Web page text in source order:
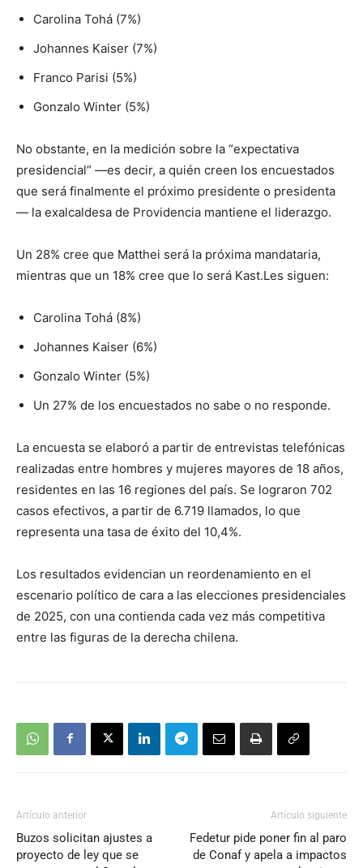
Carolina Tohá (7%)
Johannes Kaiser (7%)
Franco Parisi (5%)
Gonzalo Winter (5%)
No obstante, en la medición sobre la “expectativa
presidencial” —es decir, a quién creen los encuestados
que será finalmente el próximo presidente o presidenta
— la exalcaldesa de Providencia mantiene el liderazgo.
Un 28% cree que Matthei será la próxima mandataria,
mientras que un 18% cree que lo será Kast.Les siguen:
Carolina Tohá (8%)
Johannes Kaiser (6%)
Gonzalo Winter (5%)
Un 27% de los encuestados no sabe o no responde.
La encuesta se elaboró a partir de entrevistas telefónicas
realizadas entre hombres y mujeres mayores de 18 años,
residentes en las 16 regiones del país. Se lograron 702
casos efectivos, a partir de 6.719 llamados, lo que
representa una tasa de éxito del 10,4%.
Los resultados evidencian un reordenamiento en el
escenario político de cara a las elecciones presidenciales
de 2025, con una contienda cada vez más competitiva
entre las figuras de la derecha chilena.
Artículo anterior
Buzos solicitan ajustes a
proyecto de ley que se
Artículo siguiente
Fedetur pide poner fin al paro
de Conaf y apela a impactos